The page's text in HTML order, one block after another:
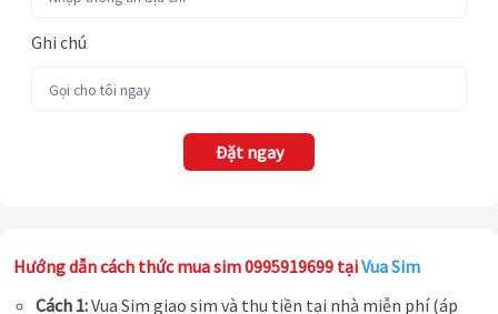
Ghi chú
Đặt ngay
Hướng dẫn cách thức mua sim 0995919699 tạiVua Sim
Cách 1:Vua Sim giao sim và thu tiền tại nhà miễn phí (áp